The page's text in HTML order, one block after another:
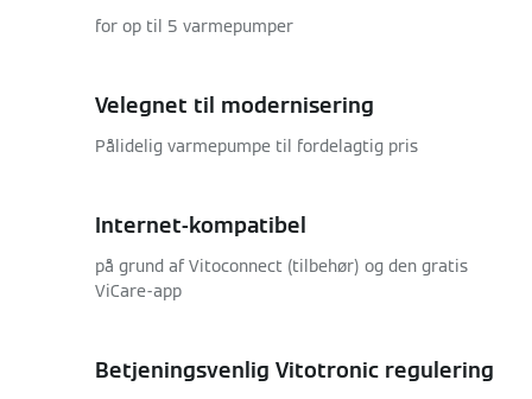
for op til 5 varmepumper
Velegnet til modernisering
Pålidelig varmepumpe til fordelagtig pris
Internet-kompatibel
på grund af Vitoconnect (tilbehør) og den gratis
ViCare-app
Betjeningsvenlig Vitotronic regulering